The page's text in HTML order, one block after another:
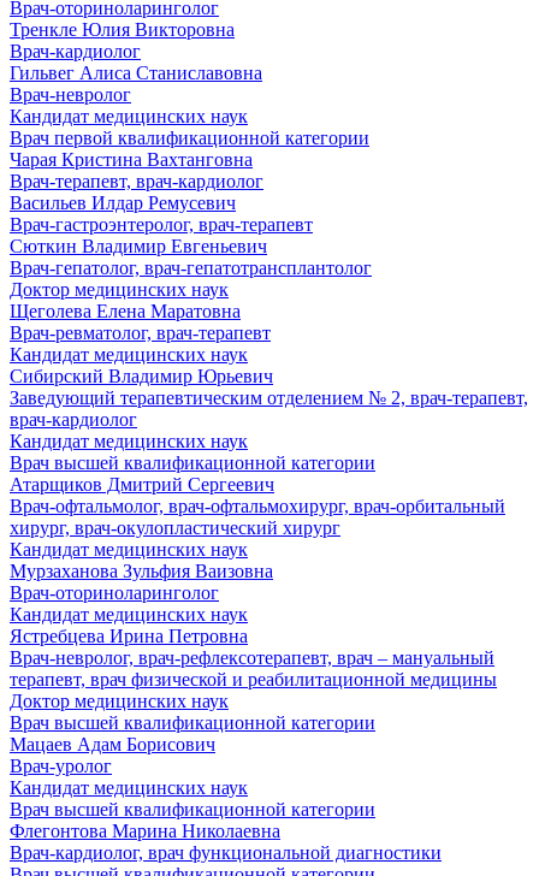
Врач-оториноларинголог
Тренкле Юлия Викторовна
Врач-кардиолог
Гильвег Алиса Станиславовна
Врач-невролог
Кандидат медицинских наук
Врач первой квалификационной категории
Чарая Кристина Вахтанговна
Врач-терапевт, врач-кардиолог
Васильев Илдар Ремусевич
Врач-гастроэнтеролог, врач-терапевт
Сюткин Владимир Евгеньевич
Врач-гепатолог, врач-гепатотрансплантолог
Доктор медицинских наук
Щеголева Елена Маратовна
Врач-ревматолог, врач-терапевт
Кандидат медицинских наук
Сибирский Владимир Юрьевич
Заведующий терапевтическим отделением № 2, врач-терапевт,
врач-кардиолог
Кандидат медицинских наук
Врач высшей квалификационной категории
Атарщиков Дмитрий Сергеевич
Врач-офтальмолог, врач-офтальмохирург, врач-орбитальный
хирург, врач-окулопластический хирург
Кандидат медицинских наук
Мурзаханова Зульфия Ваизовна
Врач-оториноларинголог
Кандидат медицинских наук
Ястребцева Ирина Петровна
Врач-невролог, врач-рефлексотерапевт, врач – мануальный
терапевт, врач физической и реабилитационной медицины
Доктор медицинских наук
Врач высшей квалификационной категории
Мацаев Адам Борисович
Врач-уролог
Кандидат медицинских наук
Врач высшей квалификационной категории
Флегонтова Марина Николаевна
Врач-кардиолог, врач функциональной диагностики